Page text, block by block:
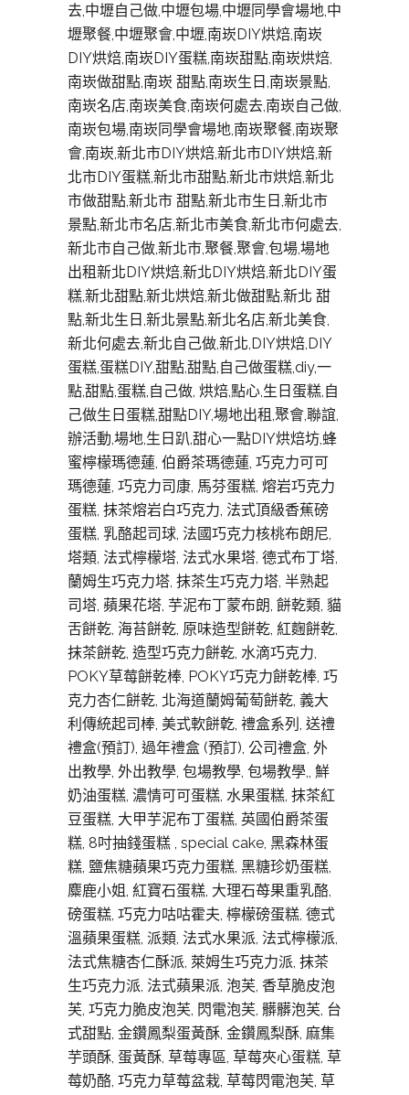
去,中壢自己做,中壢包場,中壢同學會場地,中
壢聚餐,中壢聚會,中壢,南崁DIY烘焙,南崁
DIY烘焙,南崁DIY蛋糕,南崁甜點,南崁烘焙,
南崁做甜點,南崁 甜點,南崁生日,南崁景點,
南崁名店,南崁美食,南崁何處去,南崁自己做,
南崁包場,南崁同學會場地,南崁聚餐,南崁聚
會,南崁,新北市DIY烘焙,新北市DIY烘焙,新
北市DIY蛋糕,新北市甜點,新北市烘焙,新北
市做甜點,新北市 甜點,新北市生日,新北市
景點,新北市名店,新北市美食,新北市何處去,
新北市自己做,新北市,聚餐,聚會,包場,場地
出租新北DIY烘焙,新北DIY烘焙,新北DIY蛋
糕,新北甜點,新北烘焙,新北做甜點,新北 甜
點,新北生日,新北景點,新北名店,新北美食,
新北何處去,新北自己做,新北,DIY烘焙,DIY
蛋糕,蛋糕DIY,甜點,甜點,自己做蛋糕,diy,一
點,甜點,蛋糕,自己做, 烘焙,點心,生日蛋糕,自
己做生日蛋糕,甜點DIY,場地出租,聚會,聯誼,
辦活動,場地,生日趴,甜心一點DIY烘焙坊,蜂
蜜檸檬瑪德蓮, 伯爵茶瑪德蓮, 巧克力可可
瑪德蓮, 巧克力司康, 馬芬蛋糕, 熔岩巧克力
蛋糕, 抹茶熔岩白巧克力, 法式頂級香蕉磅
蛋糕, 乳酪起司球, 法國巧克力核桃布朗尼,
塔類, 法式檸檬塔, 法式水果塔, 德式布丁塔,
蘭姆生巧克力塔, 抹茶生巧克力塔, 半熟起
司塔, 蘋果花塔, 芋泥布丁蒙布朗, 餅乾類, 貓
舌餅乾, 海苔餅乾, 原味造型餅乾, 紅麴餅乾,
抹茶餅乾, 造型巧克力餅乾, 水滴巧克力,
POKY草莓餅乾棒, POKY巧克力餅乾棒, 巧
克力杏仁餅乾, 北海道蘭姆葡萄餅乾, 義大
利傳統起司棒, 美式軟餅亁, 禮盒系列, 送禮
禮盒(預訂), 過年禮盒 (預訂), 公司禮盒, 外
出教學, 外出教學, 包場教學, 包場教學,, 鮮
奶油蛋糕, 濃情可可蛋糕, 水果蛋糕, 抹茶紅
豆蛋糕, 大甲芋泥布丁蛋糕, 英國伯爵茶蛋
糕, 8吋抽錢蛋糕 , special cake, 黑森林蛋
糕, 鹽焦糖蘋果巧克力蛋糕, 黑糖珍奶蛋糕,
麋鹿小姐, 紅寶石蛋糕, 大理石苺果重乳酪,
磅蛋糕, 巧克力咕咕霍夫, 檸檬磅蛋糕, 德式
溫蘋果蛋糕, 派類, 法式水果派, 法式檸檬派,
法式焦糖杏仁酥派, 萊姆生巧克力派, 抹茶
生巧克力派, 法式蘋果派, 泡芙, 香草脆皮泡
芙, 巧克力脆皮泡芙, 閃電泡芙, 髒髒泡芙, 台
式甜點, 金鑽鳳梨蛋黃酥, 金鑽鳳梨酥, 麻集
芋頭酥, 蛋黃酥, 草莓專區, 草莓夾心蛋糕, 草
莓奶酪, 巧克力草莓盆栽, 草莓閃電泡芙, 草